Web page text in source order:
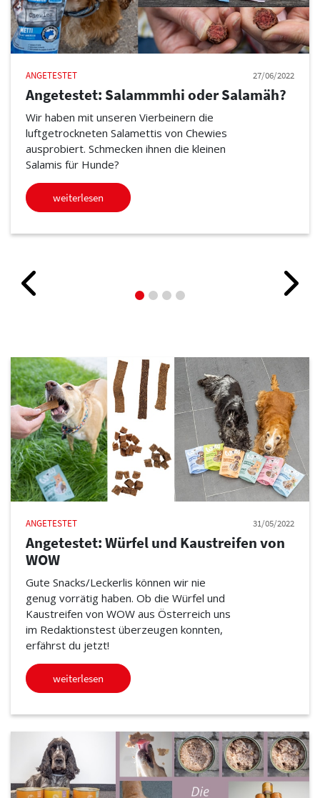
ANGETESTET 27/06/2022
Angetestet: Salammmhi oder Salamäh?
Wir haben mit unseren Vierbeinern die
luftgetrockneten Salamettis von Chewies
ausprobiert. Schmecken ihnen die kleinen
Salamis für Hunde?
weiterlesen
ANGETESTET 31/05/2022
Angetestet: Würfel und Kaustreifen von
WOW
Gute Snacks/Leckerlis können wir nie
genug vorrätig haben. Ob die Würfel und
Kaustreifen von WOW aus Österreich uns
im Redaktionstest überzeugen konnten,
erfährst du jetzt!
weiterlesen